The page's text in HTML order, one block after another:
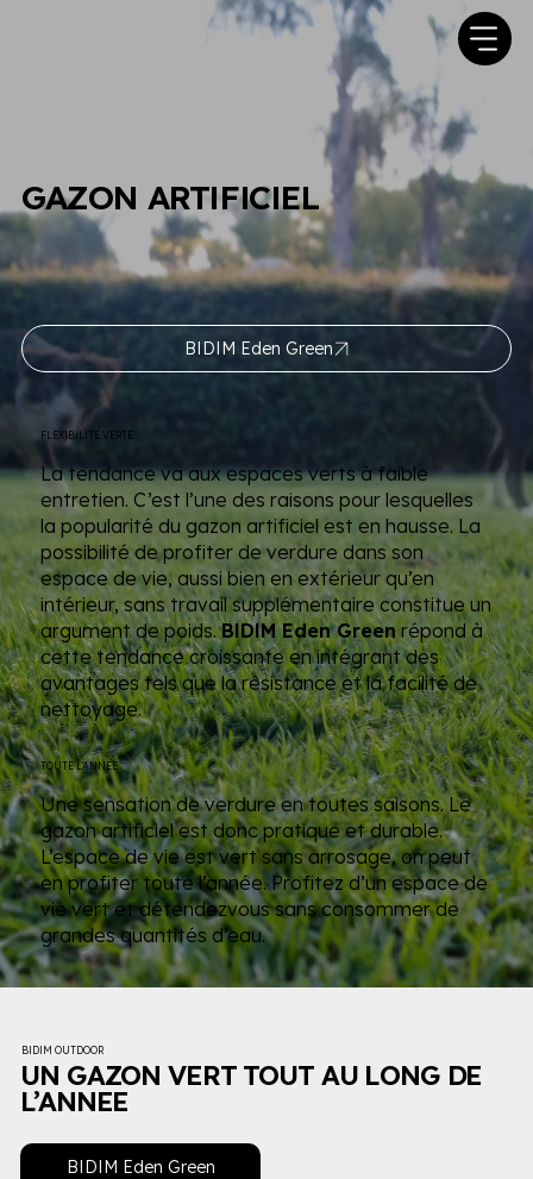
GAZON ARTIFICIEL
BIDIM Eden Green
FLEXIBILITÉ VERTE
La tendance va aux espaces verts à faible
entretien. C’est l’une des raisons pour lesquelles
la popularité du gazon artificiel est en hausse. La
possibilité de profiter de verdure dans son
espace de vie, aussi bien en extérieur qu’en
intérieur, sans travail supplémentaire constitue un
argument de poids.BIDIM Eden Green répond à
cette tendance croissante en intégrant des
avantages tels que la résistance et la facilité de
nettoyage.
TOUTE L’ANNÉE
Une sensation de verdure en toutes saisons. Le
gazon artificiel est donc pratique et durable.
L’espace de vie est vert sans arrosage, on peut
en profiter toute l’année. Profitez d’un espace de
vie vert et détendezvous sans consommer de
grandes quantités d’eau.
BIDIM OUTDOOR
UN GAZON VERT TOUT AU LONG DE
L’ANNEE
BIDIM Eden Green